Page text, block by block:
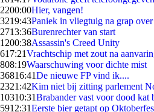
2200:00Hier, vangen!
3219:43Paniek in vliegtuig na grap over
2713:36Burenrechter van start
1200:38Assassin's Creed Unity
617:21Vrachtschip met zout na
808:19Waarschuwing voor dichte mist
36816:41De nieuwe FP vind ik....
2321:42Kim niet bij zitting parlement
10310:31Brabander vast voor dood kat
5912:31Eerste bier getapt op